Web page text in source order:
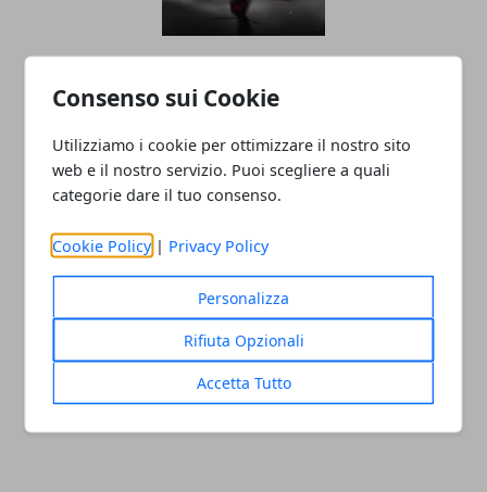
Consenso sui Cookie
Utilizziamo i cookie per ottimizzare il nostro sito
web e il nostro servizio. Puoi scegliere a quali
categorie dare il tuo consenso.
Cookie Policy | Privacy Policy
Personalizza
Rifiuta Opzionali
Accetta Tutto
Vino Rosso e Longevità: Beneficio o
Rischio Nascosto?
Torino: i negozi in città hanno un
problema di accessibilità